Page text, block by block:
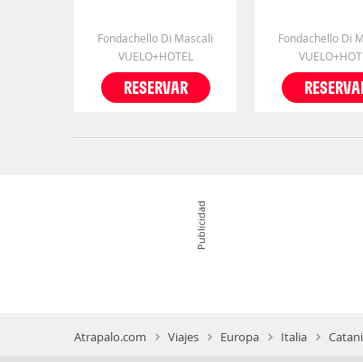
Fondachello Di Mascali
VUELO+HOTEL
RESERVAR
Fondachello Di
Publicidad
Atrapalo.com Viajes Europa Italia